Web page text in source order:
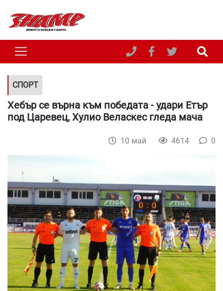
СПОРТ
Хебър се върна към победата - удари Етър
под Царевец, Хулио Веласкес гледа мача
10 май 4614 0